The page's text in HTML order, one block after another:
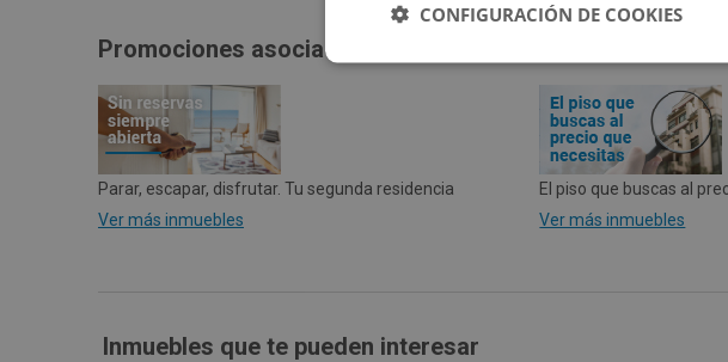
Promociones asociadas
Parar, escapar, disfrutar. Tu segunda residencia
Ver más inmuebles
El piso que buscas al
Ver más inmuebles
Inmuebles que te pueden interesar
CONFIGURACIÓN DE COOKIES